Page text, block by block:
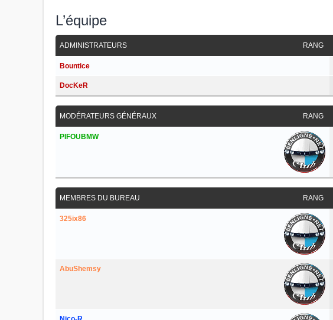
L’équipe
RANG
ADMINISTRATEURS
Bountice
DocKeR
RANG
MODÉRATEURS GÉNÉRAUX
PIFOUBMW
RANG
MEMBRES DU BUREAU
325ix86
AbuShemsy